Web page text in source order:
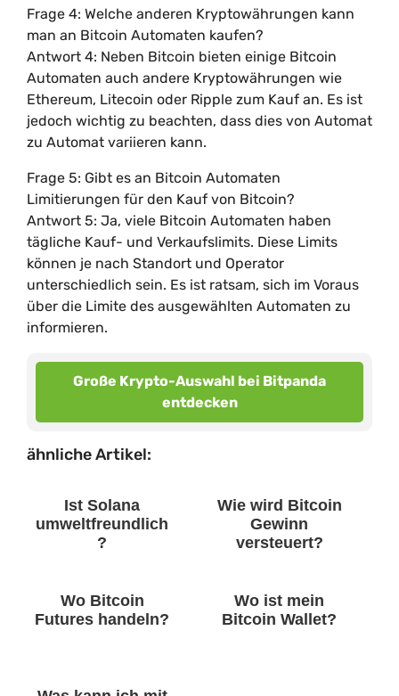
Frage 4: Welche anderen Kryptowährungen kann
man an Bitcoin Automaten kaufen?
Antwort 4: Neben Bitcoin bieten einige Bitcoin
Automaten auch andere Kryptowährungen wie
Ethereum, Litecoin oder Ripple zum Kauf an. Es ist
jedoch wichtig zu beachten, dass dies von Automat
zu Automat variieren kann.
Frage 5: Gibt es an Bitcoin Automaten
Limitierungen für den Kauf von Bitcoin?
Antwort 5: Ja, viele Bitcoin Automaten haben
tägliche Kauf- und Verkaufslimits. Diese Limits
können je nach Standort und Operator
unterschiedlich sein. Es ist ratsam, sich im Voraus
über die Limite des ausgewählten Automaten zu
informieren.
Große Krypto-Auswahl bei Bitpanda
entdecken
ähnliche Artikel:
Ist Solana
umweltfreundlich
?
Wie wird Bitcoin
Gewinn
versteuert?
Wo Bitcoin
Futures handeln?
Wo ist mein
Bitcoin Wallet?